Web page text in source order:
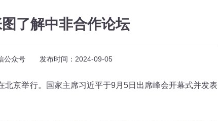
了解中非合作论坛
公众号 发布时间：2024-09-05
京举行。国家主席习近平于9月5日出席峰会开幕式并发表